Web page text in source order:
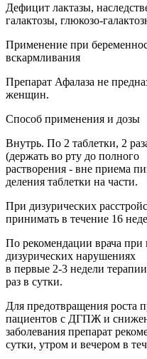
Дефицит лактазы,
галактозы, глюкозо-
Применение при
вскармливания
Препарат Афалаза не
женщин.
Способ применения и дозы
Внутрь. По 2 таблетки, 2
(держать во рту до полного
растворения - вне приема
деления таблетки на части.
При дизурических
принимать в течение 16
По рекомендации врача
дизурических нарушениях
в первые 2-3 недели
раз в сутки.
Для предотвращения роста
пациентов с ДГПЖ и
заболевания препарат
сутки, утром и вечером в